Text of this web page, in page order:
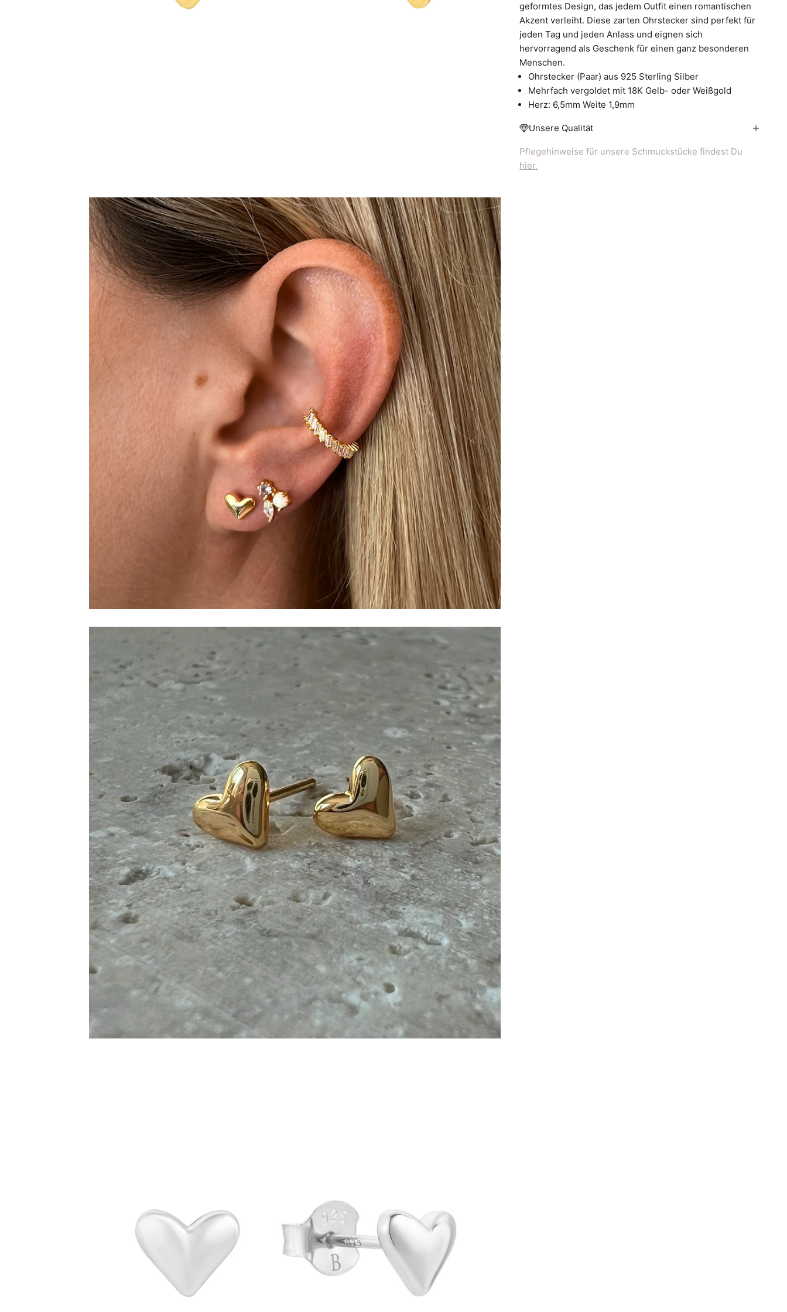
geformtes Design, das jedem Outfit einen romantischen
Akzent verleiht. Diese zarten Ohrstecker sind perfekt für
jeden Tag und jeden Anlass und eignen sich
hervorragend als Geschenk für einen ganz besonderen
Menschen.
Ohrstecker (Paar) aus 925 Sterling Silber
Mehrfach vergoldet mit 18K Gelb- oder Weißgold
Herz: 6,5mm Weite 1,9mm
Unsere Qualität
Pflegehinweise für unsere Schmuckstücke findest Du
hier.